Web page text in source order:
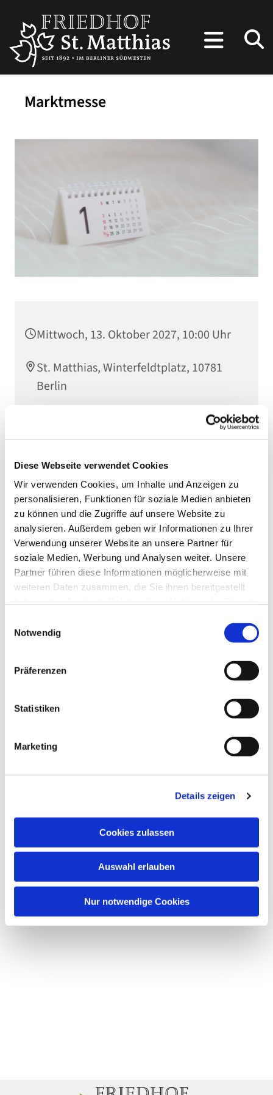
Diese Webseite verwendet Cookies
Wir verwenden Cookies, um Inhalte und Anzeigen zu
personalisieren, Funktionen für soziale Medien anbieten
zu können und die Zugriffe auf unsere Website zu
analysieren. Außerdem geben wir Informationen zu Ihrer
Verwendung unserer Website an unsere Partner für
soziale Medien, Werbung und Analysen weiter. Unsere
Partner führen diese Informationen möglicherweise mit
weiteren Daten zusammen, die Sie ihnen bereitgestellt
Notwendig
Präferenzen
Statistiken
Marketing
Details zeigen
Cookies zulassen
Auswahl erlauben
Nur notwendige Cookies
Marktmesse
Mittwoch, 13. Oktober 2027, 10:00 Uhr
St. Matthias, Winterfeldtplatz, 10781
Berlin